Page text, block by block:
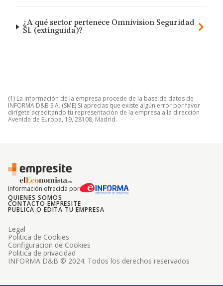
¿A qué sector pertenece Omnivision Seguridad
Sl. (extinguida)?
(1) La información de la empresa procede de la base de datos de
INFORMA D&B S.A. (SME) Si aprecias que existe algún error por favor
dirígete acreditando tu representación de la empresa a la dirección
Avenida de Europa, 19, 28108, Madrid.
Información ofrecida por
QUIENES SOMOS
CONTACTO EMPRESITE
PUBLICA O EDITA TU EMPRESA
INFORMA D&B © 2024. Todos los derechos reservados
Legal
Politica de Cookies
Configuracion de Cookies
Politica de privacidad